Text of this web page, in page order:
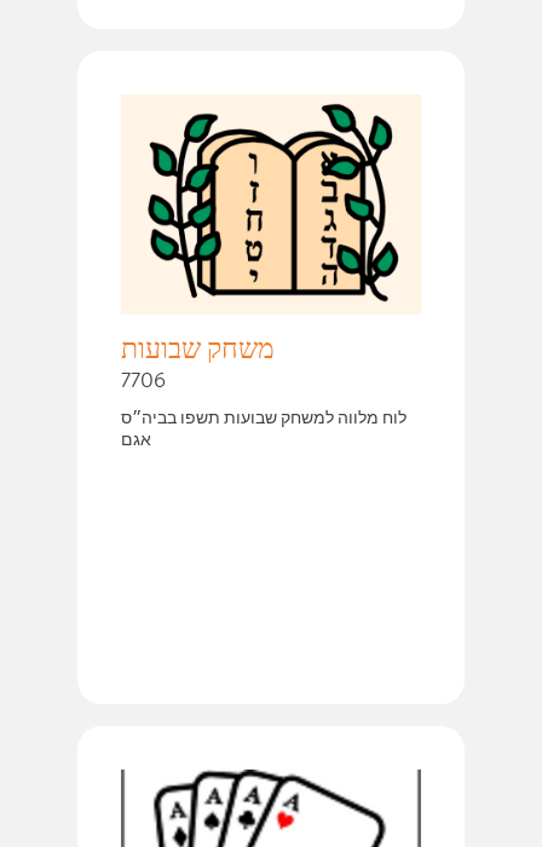
משחק שבועות
7706
לוח מלווה למשחק שבועות תשפו בביה״ס
אגם